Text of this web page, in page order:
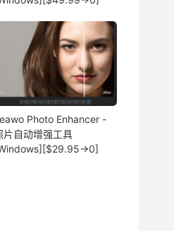
Photo Enhancer -
片自动增强工具